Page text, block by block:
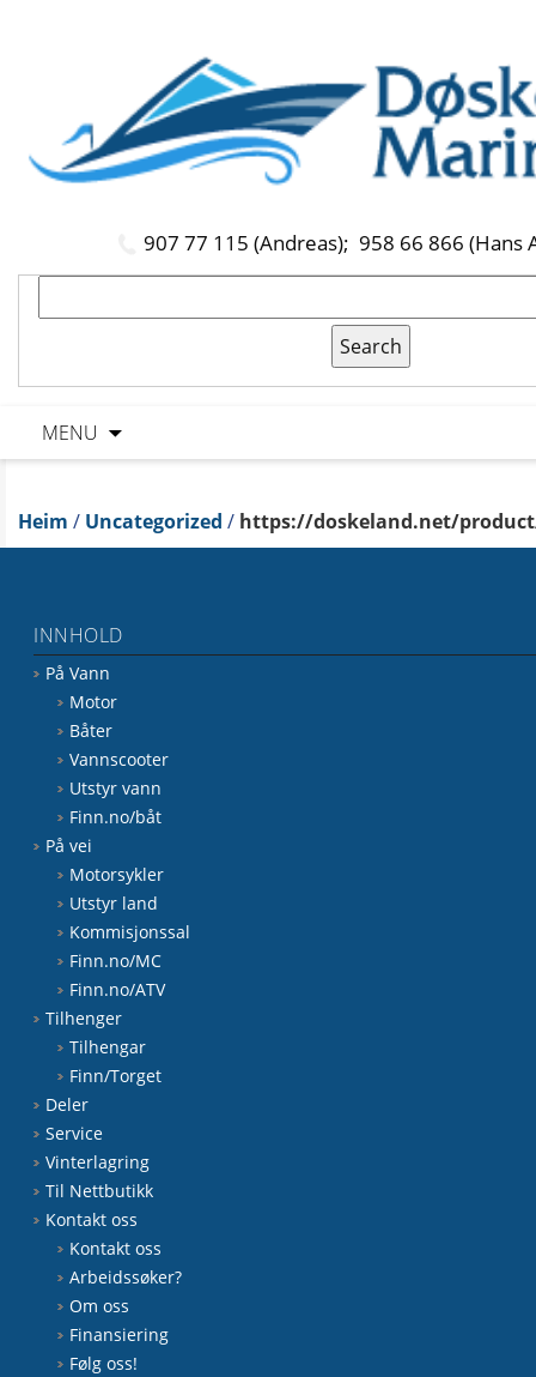
907 77 115 (Andreas); 958 66 866 (Hans
MENU
Heim / Uncategorized / https://doskeland.net/
INNHOLD
På Vann
Motor
Båter
Vannscooter
Utstyr vann
Finn.no/båt
På vei
Motorsykler
Utstyr land
Kommisjonssal
Finn.no/MC
Finn.no/ATV
Tilhenger
Tilhengar
Finn/Torget
Deler
Service
Vinterlagring
Til Nettbutikk
Kontakt oss
Kontakt oss
Arbeidssøker?
Om oss
Finansiering
Følg oss!